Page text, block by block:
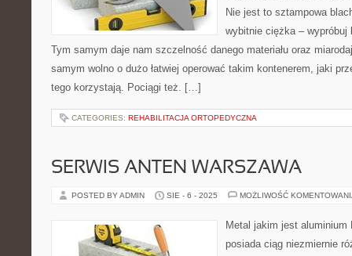
Nie jest to sztampowa
wybitnie ciężka – wypróbuj
Tym samym daje nam szczelność danego materiału oraz
samym wolno o dużo łatwiej operować takim kontenerem, jaki
tego korzystają. Pociągi też. […]
CATEGORIES: REHABILITACJA ORTOPEDYCZNA
SERWIS ANTEN WARSZAWA
POSTED BY ADMIN SIE - 6 - 2025 MOŻLIWOŚĆ
Metal jakim jest
posiada ciąg niezmiernie